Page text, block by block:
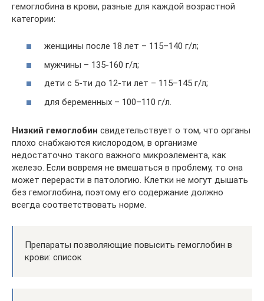
гемоглобина в крови, разные для каждой возрастной
категории:
женщины после 18 лет – 115–140 г/л;
мужчины – 135-160 г/л;
дети с 5-ти до 12-ти лет – 115–145 г/л;
для беременных – 100–110 г/л.
Низкий гемоглобин свидетельствует о том, что органы
плохо снабжаются кислородом, в организме
недостаточно такого важного микроэлемента, как
железо. Если вовремя не вмешаться в проблему, то она
может перерасти в патологию. Клетки не могут дышать
без гемоглобина, поэтому его содержание должно
всегда соответствовать норме.
Препараты позволяющие повысить гемоглобин в
крови: список